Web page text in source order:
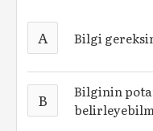
A Bilgi
B
Bilginin